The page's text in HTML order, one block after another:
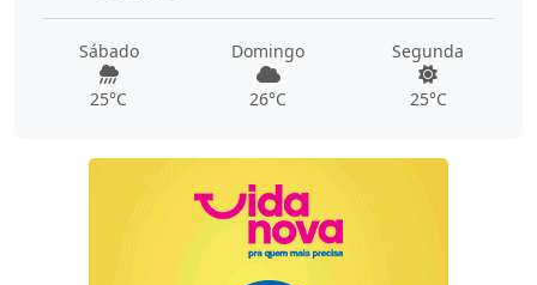
Sábado
25°C
Domingo
26°C
Segunda
25°C